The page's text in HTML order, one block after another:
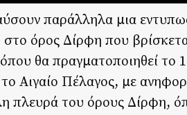
παράλληλα μια
όρος Δίρφη που
θα πραγματοποιηθεί το
Αιγαίο Πέλαγος, με
πλευρά του όρους Δίρφη,